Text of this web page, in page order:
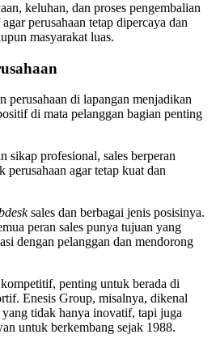
keluhan, dan proses pengembalian
perusahaan tetap dipercaya dan
masyarakat luas.
perusahaan di lapangan menjadikan
di mata pelanggan bagian penting
sikap profesional, sales berperan
perusahaan agar tetap kuat dan
sales dan berbagai jenis posisinya.
peran sales punya tujuan yang
dengan pelanggan dan mendorong
penting untuk berada di
Enesis Group, misalnya, dikenal
tidak hanya inovatif, tapi juga
untuk berkembang sejak 1988.